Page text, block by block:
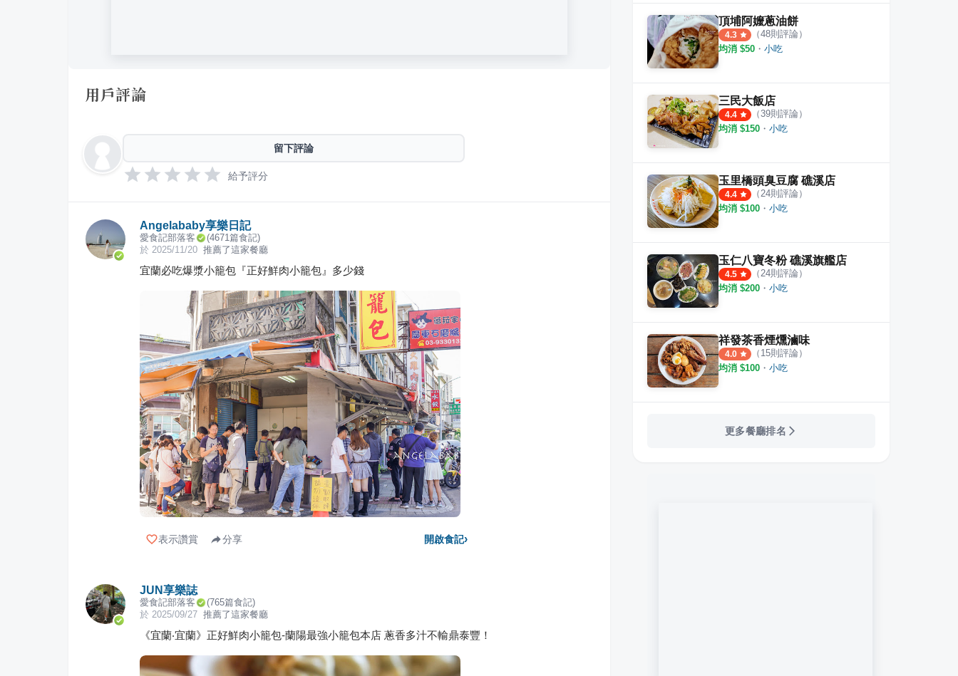
用戶評論
留下評論
給予評分
Angelababy享樂日記
愛食記部落客 (4671 篇食記)
於 2025/11/20 推薦了這家餐廳
宜蘭必吃爆漿小籠包『正好鮮肉小籠包』多少錢
表示讚賞 分享 開啟食記›
JUN享樂誌
愛食記部落客 (765篇食記)
於 2025/09/27 推薦了這家餐廳
《宜蘭‧宜蘭》正好鮮肉小籠包-蘭陽最強小籠包本店 蔥香多汁不輸鼎泰豐！
頂埔阿嬤蔥油餅
4.3 （48則評論）
均消 $50 ・ 小吃
三民大飯店
4.4 （39則評論）
均消 $150 ・ 小吃
玉里橋頭臭豆腐 礁溪店
4.4 （24則評論）
均消 $100 ・ 小吃
玉仁八寶冬粉 礁溪旗艦店
4.5 （24則評論）
均消 $200 ・ 小吃
祥發茶香煙燻滷味
4.0 （ 15則評論）
均消 $100 ・ 小吃
更多餐廳排名